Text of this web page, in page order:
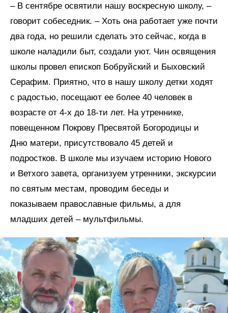
– В сентябре освятили нашу воскресную школу, –
говорит собеседник. – Хоть она работает уже почти
два года, но решили сделать это сейчас, когда в
школе наладили быт, создали уют. Чин освящения
школы провел епископ Бобруйский и Быховский
Серафим. Приятно, что в нашу школу детки ходят
с радостью, посещают ее более 40 человек в
возрасте от 4-х до 18-ти лет. На утреннике,
повещенном Покрову Пресвятой Богородицы и
Дню матери, присутствовало 45 детей и
подростков. В школе мы изучаем историю Нового
и Ветхого завета, организуем утренники, экскурсии
по святым местам, проводим беседы и
показываем православные фильмы, а для
младших детей – мультфильмы.